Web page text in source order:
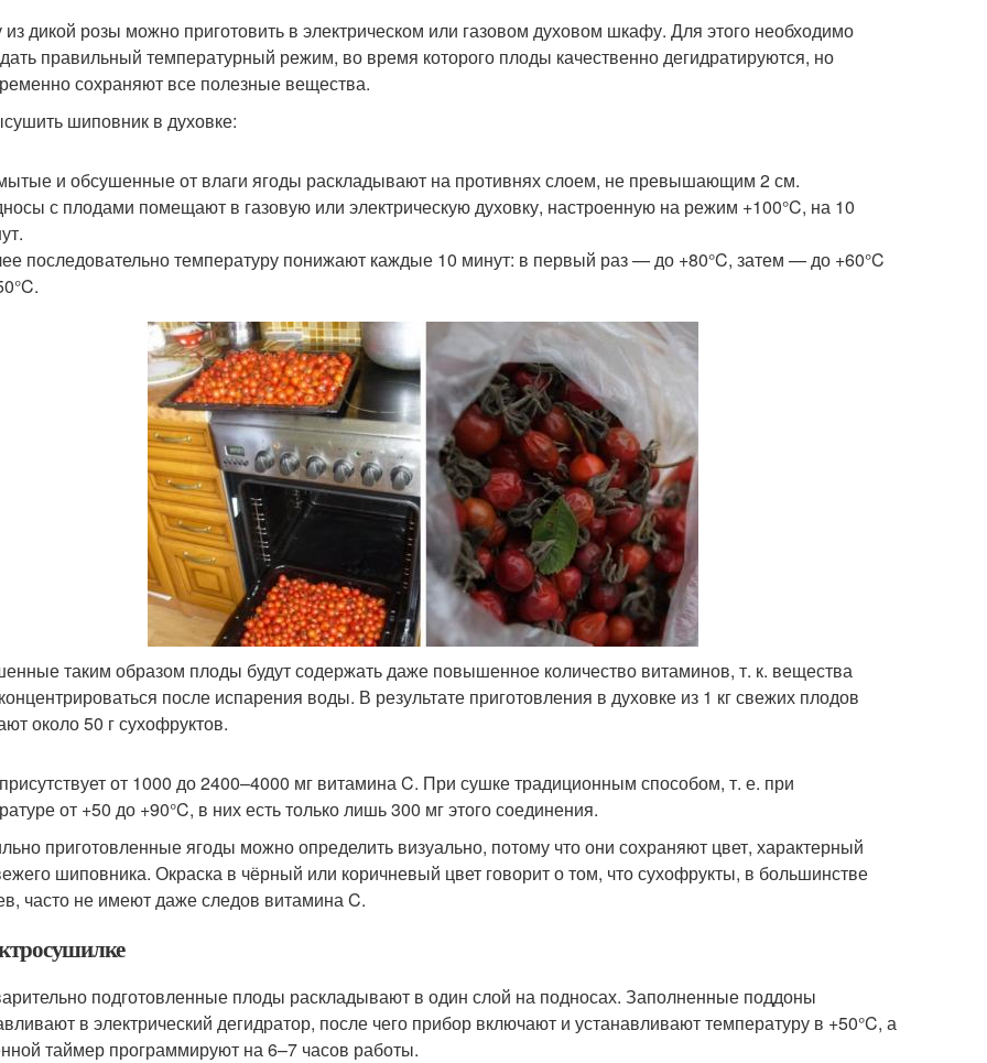
дикой розы можно приготовить в электрическом или газовом духовом шкафу. Для этого необходимо
правильный температурный режим, во время которого плоды качественно дегидратируются, но
сохраняют все полезные вещества.
шиповник в духовке:
и обсушенные от влаги ягоды раскладывают на противнях слоем, не превышающим 2 см.
с плодами помещают в газовую или электрическую духовку, настроенную на режим +100°C, на 10
последовательно температуру понижают каждые 10 минут: в первый раз — до +80°C, затем — до +60°C
таким образом плоды будут содержать даже повышенное количество витаминов, т. к. вещества
после испарения воды. В результате приготовления в духовке из 1 кг свежих плодов
около 50 г сухофруктов.
от 1000 до 2400–4000 мг витамина C. При сушке традиционным способом, т. е. при
от +50 до +90°C, в них есть только лишь 300 мг этого соединения.
приготовленные ягоды можно определить визуально, потому что они сохраняют цвет, характерный
шиповника. Окраска в чёрный или коричневый цвет говорит о том, что сухофрукты, в большинстве
часто не имеют даже следов витамина C.
подготовленные плоды раскладывают в один слой на подносах. Заполненные поддоны
в электрический дегидратор, после чего прибор включают и устанавливают температуру в +50°C, а
таймер программируют на 6–7 часов работы.